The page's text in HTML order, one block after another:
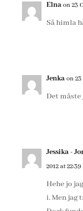
Elnaon 23
Så himla
Jenkaon 23
Det måste
Jessika -
2012 at 22:39
Hehe jo
i. Men jag